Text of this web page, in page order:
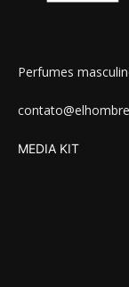
Perfumes
MEDIA KIT